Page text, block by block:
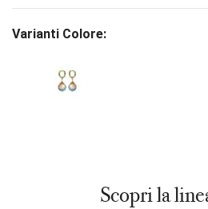
Varianti Colore:
Scopri la